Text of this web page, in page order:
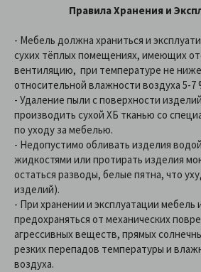
Правила Хранения и
- Мебель должна храниться и
сухих тёплых помещениях, имеющих
вентиляцию, при температуре не
относительной влажности воздуха 5-7
- Удаление пыли с поверхности
производить сухой ХБ тканью со
по уходу за мебелью.
- Недопустимо обливать изделия
жидкостями или протирать изделия
остаться разводы, белые пятна, что
изделий).
- При хранении и эксплуатации мебель
предохраняться от механических
агрессивных веществ, прямых
резких перепадов температуры и
воздуха.